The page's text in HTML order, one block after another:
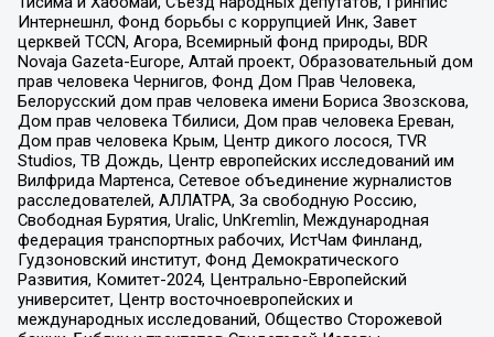
Интернешнл, Фонд борьбы с коррупцией Инк, Завет
церквей TCCN, Агора, Всемирный фонд природы, BDR
Novaja Gazeta-Europe, Алтай проект, Образовательный дом
прав человека Чернигов, Фонд Дом Прав Человека,
Белорусский дом прав человека имени Бориса Звозскова,
Дом прав человека Тбилиси, Дом прав человека Ереван,
Дом прав человека Крым, Центр дикого лосося, TVR
Studios, ТВ Дождь, Центр европейских исследований им
Вилфрида Мартенса, Сетевое объединение журналистов
расследователей, АЛЛАТРА, За свободную Россию,
Свободная Бурятия, Uralic, UnKremlin, Международная
федерация транспортных рабочих, ИстЧам Финланд,
Гудзоновский институт, Фонд Демократического
Развития, Комитет-2024, Центрально-Европейский
университет, Центр восточноевропейских и
международных исследований, Общество Сторожевой